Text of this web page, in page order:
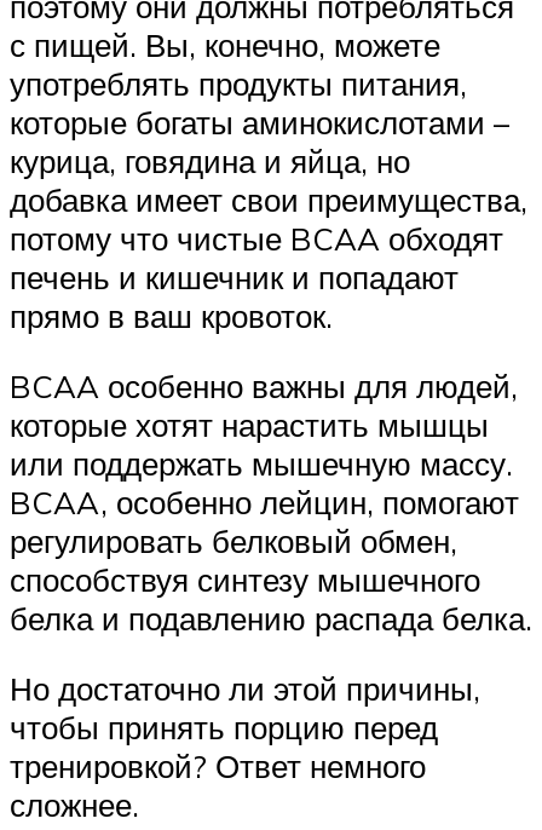
с пищей. Вы, конечно, можете
употреблять продукты питания,
которые богаты аминокислотами –
курица, говядина и яйца, но
добавка имеет свои преимущества,
потому что чистые BCAA обходят
печень и кишечник и попадают
прямо в ваш кровоток.
BCAA особенно важны для людей,
которые хотят нарастить мышцы
или поддержать мышечную массу.
BCAA, особенно лейцин, помогают
регулировать белковый обмен,
способствуя синтезу мышечного
белка и подавлению распада белка.
Но достаточно ли этой причины,
чтобы принять порцию перед
тренировкой? Ответ немного
сложнее.